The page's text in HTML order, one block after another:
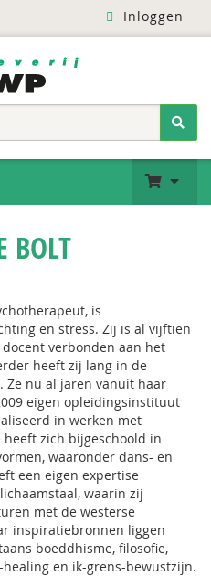
Inloggen
BOLT
is
en stress. Zij is al vijftien
verbonden aan het
heeft zij lang in de
Ze nu al jaren vanuit haar
eigen opleidingsinstituut
in werken met
heeft zich bijgeschoold in
waaronder dans- en
een eigen expertise
waarin zij
met de westerse
inspiratiebronnen liggen
boeddhisme, filosofie,
en ik-grens-bewustzijn.